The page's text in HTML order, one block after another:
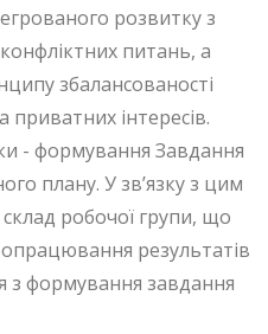
розвитку з
питань, а
збалансованості
інтересів.
- формування Завдання
плану. У зв’язку з цим
робочої групи, що
результатів
з формування завдання